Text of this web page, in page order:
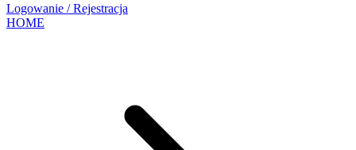
Logowanie / Rejestracja
HOME